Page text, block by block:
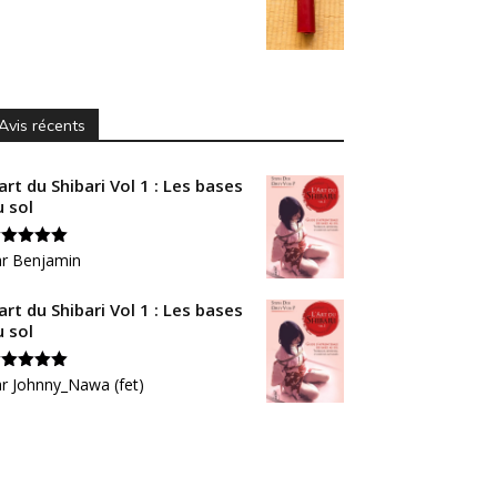
récents
du Shibari Vol 1 : Les bases
sol
5sur
Benjamin
du Shibari Vol 1 : Les bases
sol
5sur
Johnny_Nawa (fet)